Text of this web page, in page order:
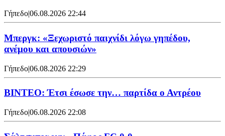
Γήπεδο|06.08.2026 22:44
Μπεργκ: «Ξεχωριστό παιχνίδι λόγω γηπέδου,
ανέμου και απουσιών»
Γήπεδο|06.08.2026 22:29
ΒΙΝΤΕΟ: Έτσι έσωσε την… παρτίδα ο Αντρέου
Γήπεδο|06.08.2026 22:08